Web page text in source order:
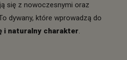
się z nowoczesnymi oraz
dywany, które wprowadzą do
i naturalny charakter.